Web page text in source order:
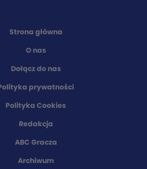
Strona główna
O nas
Dołącz do nas
prywatności
Polityka Cookies
Redakcja
ABC Gracza
Archiwum